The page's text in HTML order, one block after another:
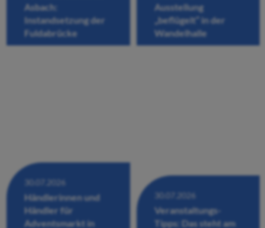
Asbach:
Instandsetzung der
Fuldabrücke
Ausstellung
„beflügelt“ in der
Wandelhalle
30.07.2026
Händlerinnen und
Händler für
Adventsmarkt in
30.07.2026
Veranstaltungs-
Tipps: Das steht am